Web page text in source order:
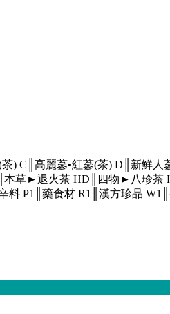
) C║高麗蔘▪紅蔘(茶) D║新鮮人
本草►退火茶 HD║四物►八珍茶
料 P1║藥食材 R1║漢方珍品